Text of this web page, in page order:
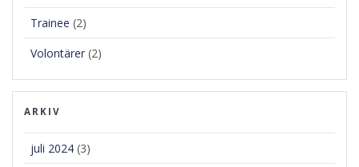
Trainee (2)
Volontärer (2)
ARKIV
juli 2024 (3)